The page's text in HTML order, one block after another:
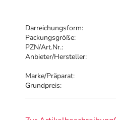
Darreichungsform:
Packungsgröße:
PZN/Art.Nr.:
Anbieter/Hersteller:
Marke/Präparat:
Grundpreis: